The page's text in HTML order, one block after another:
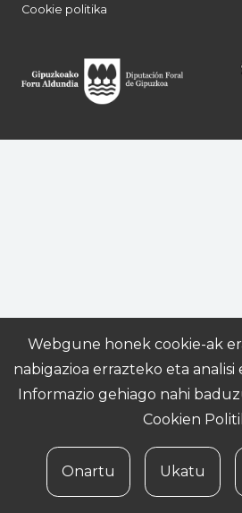
Cookie politika
Webgune honek cookie-ak
nabigazioa errazteko eta
Informazio gehiago nahi
Cookien
Onartu Ukatu